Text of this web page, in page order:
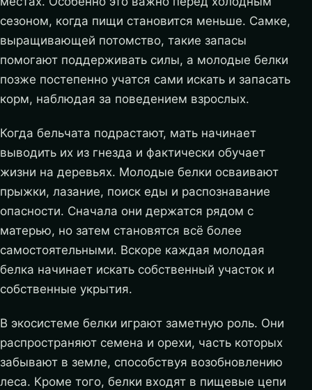
сезоном, когда пищи становится меньше. Самке,
выращивающей потомство, такие запасы
помогают поддерживать силы, а молодые белки
позже постепенно учатся сами искать и запасать
корм, наблюдая за поведением взрослых.
Когда бельчата подрастают, мать начинает
выводить их из гнезда и фактически обучает
жизни на деревьях. Молодые белки осваивают
прыжки, лазание, поиск еды и распознавание
опасности. Сначала они держатся рядом с
матерью, но затем становятся всё более
самостоятельными. Вскоре каждая молодая
белка начинает искать собственный участок и
собственные укрытия.
В экосистеме белки играют заметную роль. Они
распространяют семена и орехи, часть которых
забывают в земле, способствуя возобновлению
леса. Кроме того, белки входят в пищевые цепи